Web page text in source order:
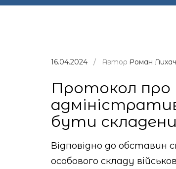
16.04.2024 / Автор Роман
Протокол про
бути
Відповідно до обставин
особового складу